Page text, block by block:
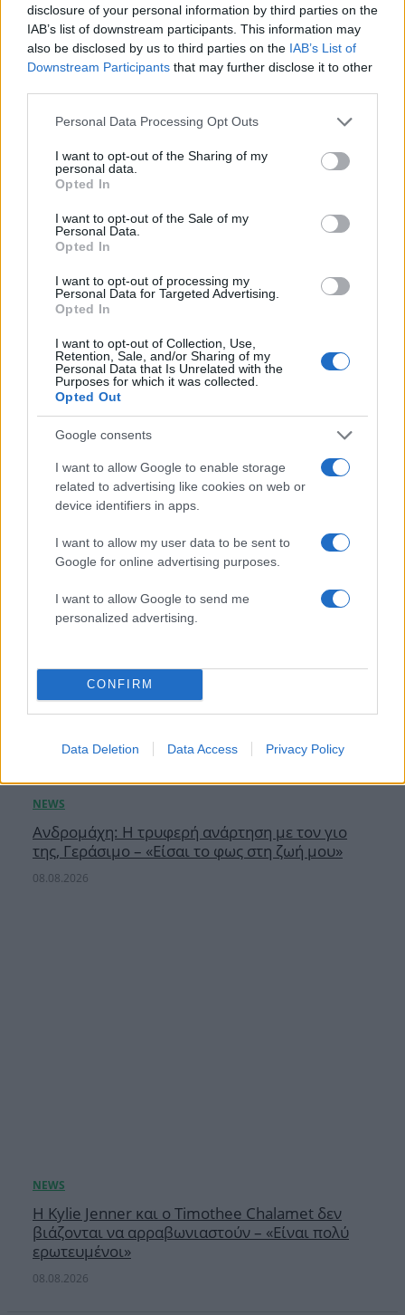
disclosure of your personal information by third parties on the
IAB’s list of downstream participants. This information may
also be disclosed by us to third parties on the IAB’s List of
Downstream Participants that may further disclose it to other
Please note that this website/app uses one or more Google
not limited to your visit or usage behaviour. You may click to
grant or deny consent to Google and its third-party tags to
use your data for below specified purposes in below Google
consent section.
Personal Data Processing Opt Outs
I want to opt-out of the Sharing of my
personal data.
Opted In
I want to opt-out of the Sale of my
Personal Data.
Opted In
I want to opt-out of processing my
Personal Data for Targeted Advertising.
Opted In
I want to opt-out of Collection, Use,
Retention, Sale, and/or Sharing of my
Personal Data that Is Unrelated with the
Purposes for which it was collected.
Opted Out
Google consents
I want to allow Google to enable storage
related to advertising like cookies on web or
device identifiers in apps.
I want to allow my user data to be sent to
Google for online advertising purposes.
I want to allow Google to send me
personalized advertising.
CONFIRM
Data Deletion Data Access Privacy Policy
Κατερίνα Καινούργιου: Η νέα φωτογραφία της
κόρης της από τις διακοπές τους στην Πάρο
08.08.2026
Στέφανος Κασσελάκης: «Η δημιουργία
δημιουργικά όνειρα που έχω»
Ανδρομάχη: Η τρυφερή ανάρτηση με τον γιο
της, Γεράσιμο – «Είσαι το φως στη ζωή μου»
08.08.2026
Η Kylie Jenner και ο Timothee Chalamet δεν
βιάζονται να αρραβωνιαστούν – «Είναι πολύ
ερωτευμένοι»
08.08.2026